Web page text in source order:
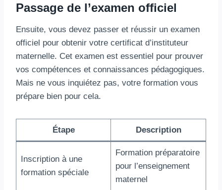
Passage de l’examen officiel
Ensuite, vous devez passer et réussir un examen
officiel pour obtenir votre certificat d’instituteur
maternelle. Cet examen est essentiel pour prouver
vos compétences et connaissances pédagogiques.
Mais ne vous inquiétez pas, votre formation vous
prépare bien pour cela.
Étape Description
Inscription à une
formation spéciale
Formation préparatoire
pour l’enseignement
maternel